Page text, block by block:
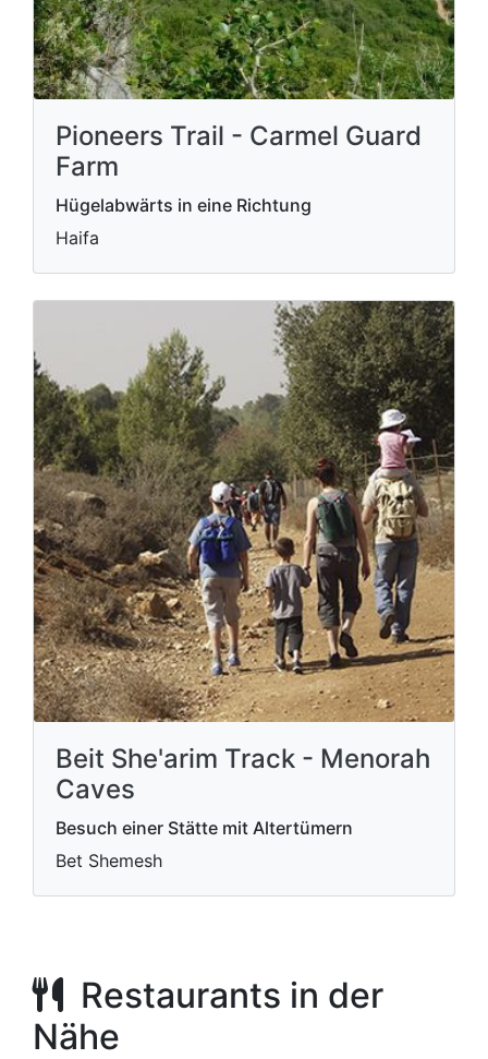
Pioneers Trail - Carmel Guard
Farm
Hügelabwärts in eine Richtung
Haifa
Beit She'arim Track - Menorah
Caves
Besuch einer Stätte mit Altertümern
Bet Shemesh
Restaurants in der
Nähe